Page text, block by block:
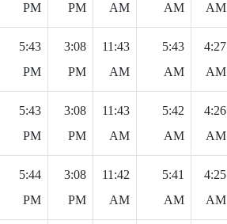
AM
AM
AM
PM
PM
4:27
AM
5:43
AM
11:43
AM
3:08
PM
5:43
PM
4:26
AM
5:42
AM
11:43
AM
3:08
PM
5:43
PM
4:25
AM
5:41
AM
11:42
AM
3:08
PM
5:44
PM